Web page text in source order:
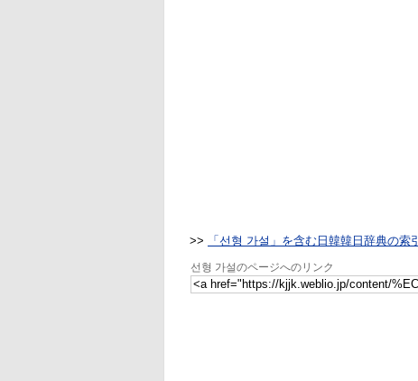
>> 「선형 가설」を含む日韓韓日辞典の索引
선형 가설のページへのリンク